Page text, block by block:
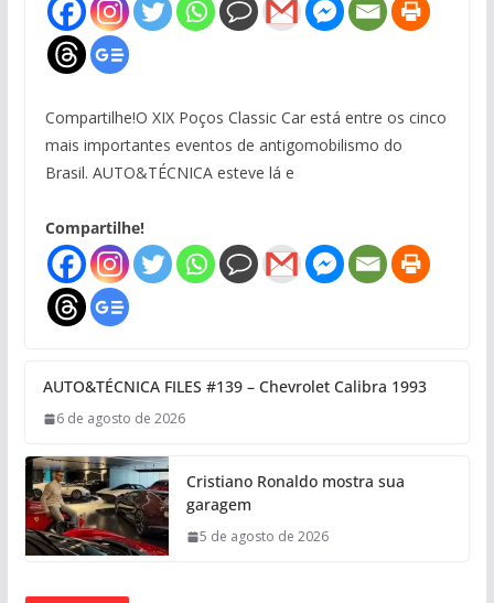
Compartilhe!O XIX Poços Classic Car está entre os cinco
mais importantes eventos de antigomobilismo do
Brasil. AUTO&TÉCNICA esteve lá e
Compartilhe!
AUTO&TÉCNICA FILES #139 – Chevrolet Calibra 1993
6 de agosto de 2026
Cristiano Ronaldo mostra sua
garagem
5 de agosto de 2026